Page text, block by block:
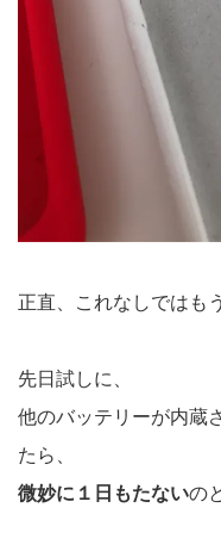
正直、これなしではも
先日試しに、
他のバッテリーが内蔵
たら、
微妙に１日もたないの